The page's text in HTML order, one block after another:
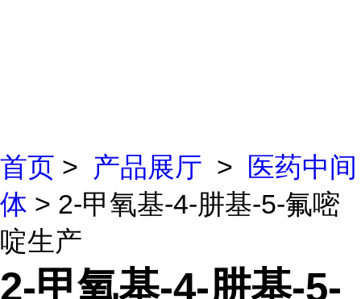
首页 > 产品展厅 >
医药中间
体 > 2-甲氧基-4-肼基-5-氟嘧
啶生产
2-甲氧基-4-肼基-5-